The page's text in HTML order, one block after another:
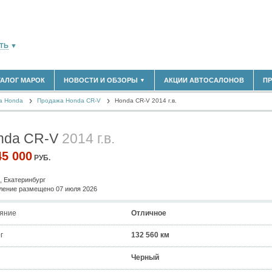
▼
(14304)
МАРОК НОВОСТИ И ОБЗОРЫ ▼
НОВОСТИ РЫНКА
МАТЕРИАЛЫ ПАРТНЕРОВ
АКЦИИ АВТОСАЛОНОВ
Honda Продажа Honda CR-V Honda CR-V 2014 г.в.
CR-V 2014 г.в.
000 РУБ.
Екатеринбург
размещено 07 июля 2026
Отличное
132 560 км
Черный